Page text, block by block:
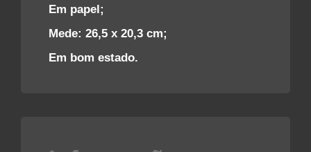
Em papel;
Mede: 26,5 x 20,3 cm;
Em bom estado.